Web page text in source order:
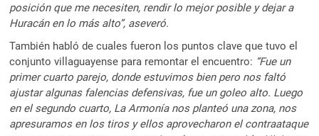
posición que me necesiten, rendir lo mejor posible y dejar a
Huracán en lo más alto”, aseveró.
También habló de cuales fueron los puntos clave que tuvo el
conjunto villaguayense para remontar el encuentro: “Fue un
primer cuarto parejo, donde estuvimos bien pero nos faltó
ajustar algunas falencias defensivas, fue un goleo alto. Luego
en el segundo cuarto, La Armonía nos planteó una zona, nos
apresuramos en los tiros y ellos aprovecharon el contraataque